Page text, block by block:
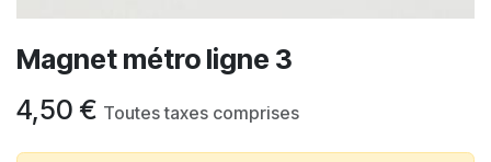
Magnet métro ligne 3
4,50 € Toutes taxes comprises